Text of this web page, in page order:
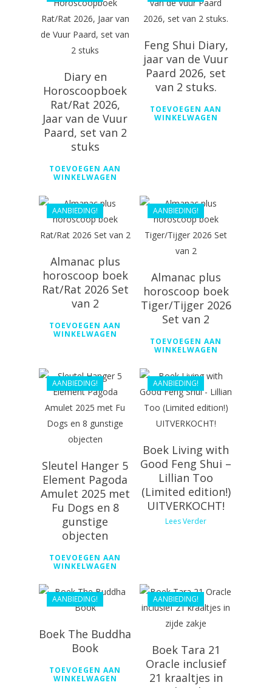
Diary en
Horoscoopboek
Rat/Rat 2026,
Jaar van de Vuur
Paard, set van 2
stuks
TOEVOEGEN AAN
WINKELWAGEN
Feng Shui Diary,
jaar van de Vuur
Paard 2026, set
van 2 stuks.
TOEVOEGEN AAN
WINKELWAGEN
AANBIEDING!
€36.00
Almanac plus
horoscoop boek
Rat/Rat 2026 Set
van 2
TOEVOEGEN AAN
WINKELWAGEN
AANBIEDING!
Almanac plus
horoscoop boek
Tiger/Tijger 2026
Set van 2
TOEVOEGEN AAN
WINKELWAGEN
AANBIEDING!
€55.69
€44.99
Sleutel Hanger 5
Element Pagoda
Amulet 2025 met
Fu Dogs en 8
gunstige
objecten
TOEVOEGEN AAN
WINKELWAGEN
AANBIEDING!
€98.99
€ 69.69
Boek Living with
Good Feng Shui –
Lillian Too
(Limited edition!)
UITVERKOCHT!
Lees Verder
AANBIEDING!
€44.99
€40.49
Boek The Buddha
Book
TOEVOEGEN AAN
WINKELWAGEN
AANBIEDING!
Boek Tara 21
Oracle inclusief
21 kraaltjes in